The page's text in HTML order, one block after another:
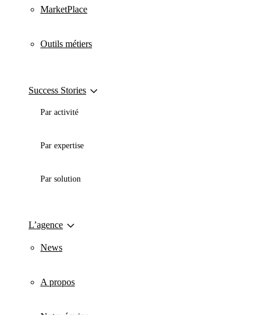
MarketPlace
Outils métiers
Success Stories
Par activité
Par expertise
Par solution
L’agence
News
A propos